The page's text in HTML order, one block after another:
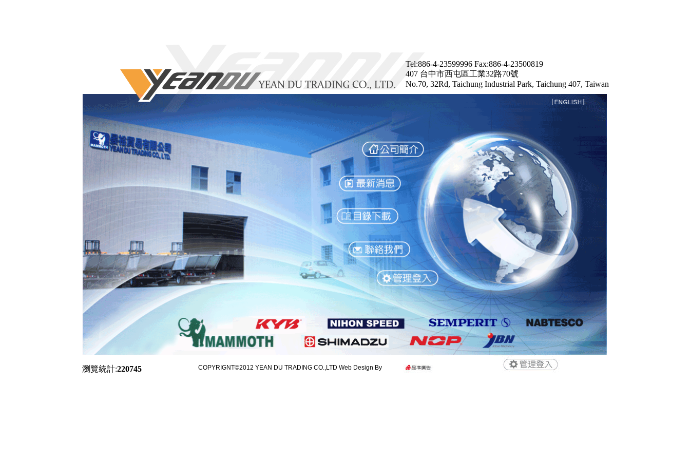
Tel:886-4-23599996 Fax:886-4-23500819
407 台中市西屯區工業32路70號
No.70, 32Rd, Taichung Industrial Park, Taichung 407, Taiwan
瀏覽統計:220745 COPYRIGNT©2012 YEAN DU TRADING CO.,LTD Web Design By